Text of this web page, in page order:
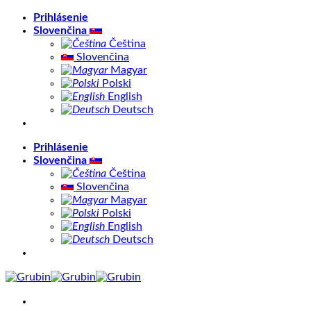
Skip
Prihlásenie
Slovenčina
Čeština
Slovenčina
Magyar
Polski
English
Deutsch
Prihlásenie
Slovenčina
Čeština
Slovenčina
Magyar
Polski
English
Deutsch